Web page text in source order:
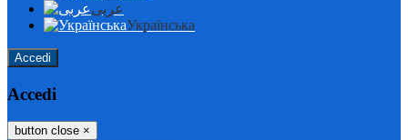
عربى
Українська
Accedi
Accedi
button close ×